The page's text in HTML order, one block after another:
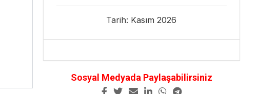
Tarih: Kasım 2026
Sosyal Medyada Paylaşabilirsiniz